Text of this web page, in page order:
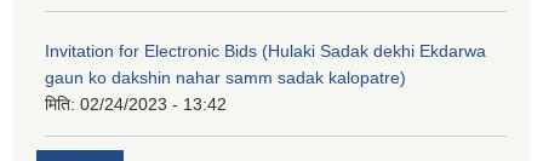
Invitation for Electronic Bids (Hulaki Sadak dekhi Ekdarwa
gaun ko dakshin nahar samm sadak kalopatre)
मिति: 02/24/2023 - 13:42